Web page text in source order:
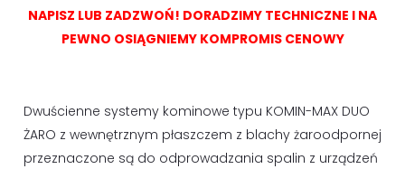
NAPISZ LUB ZADZWOŃ! DORADZIMY TECHNICZNE I NA
PEWNO OSIĄGNIEMY KOMPROMIS CENOWY
Dwuścienne systemy kominowe typu KOMIN-MAX DUO
ŻARO z wewnętrznym płaszczem z blachy żaroodpornej
przeznaczone są do odprowadzania spalin z urządzeń